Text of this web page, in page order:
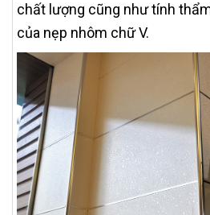
chất lượng cũng như tính
của nẹp nhôm chữ V.